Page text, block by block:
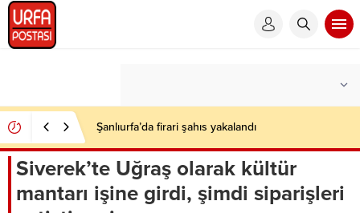
Şanlıurfa’da firari şahıs yakalandı
Siverek’te Uğraş olarak kültür
mantarı işine girdi, şimdi siparişleri